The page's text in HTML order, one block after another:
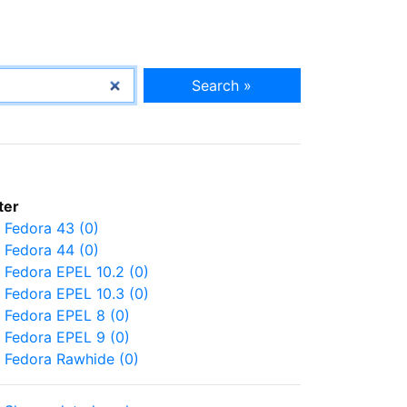
Search »
Fedora 43 (0)
Fedora 44 (0)
Fedora EPEL 10.2 (0)
Fedora EPEL 10.3 (0)
Fedora EPEL 8 (0)
Fedora EPEL 9 (0)
Fedora Rawhide (0)